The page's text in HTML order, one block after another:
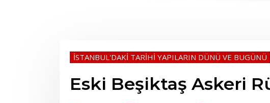
İSTANBUL'DAKİ TARİHİ YAPILARIN DÜNÜ VE BUGÜNÜ
Eski Beşiktaş Askeri